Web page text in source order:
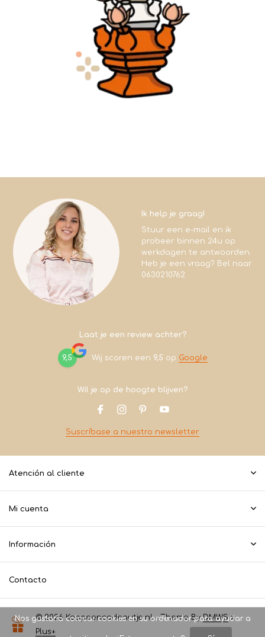
Ik help je graag!
Stuur een e-mail en ik
probeer binnen 24u op
werkdagen te antwoorden.
Heb je een vraag? Bel naar
0630210762
Laat je een review achter?
9,5 Wij scoren een 9,5 op Google
Wil je op de hoogte blijven?
Suscríbase a nuestro newsletter
Atención al cliente
Mi cuenta
Información
Contacto
© 2026 Koopeencadeautje.nl - Theme ByDMWSx
Plus+
Nos gustaría colocar cookies en su ordenador para ayudar a